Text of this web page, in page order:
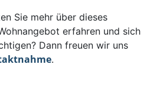
Sie mehr über dieses
erfahren und sich
Dann freuen wir uns
.